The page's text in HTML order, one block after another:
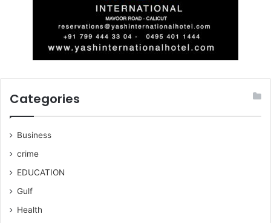
Categories
Business
crime
EDUCATION
Gulf
Health